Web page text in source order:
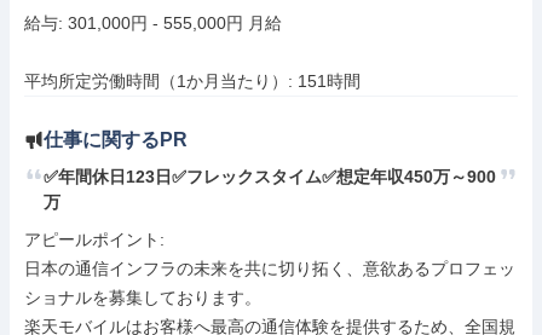
給与: 301,000円 - 555,000円 月給
平均所定労働時間（1か月当たり）: 151時間
仕事に関するPR
✅年間休日123日✅フレックスタイム✅想定年収450万～900
万
アピールポイント:
日本の通信インフラの未来を共に切り拓く、意欲あるプロフェッ
ショナルを募集しております。
楽天モバイルはお客様へ最高の通信体験を提供するため、全国規